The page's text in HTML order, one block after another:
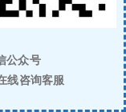
公众号
线咨询客服